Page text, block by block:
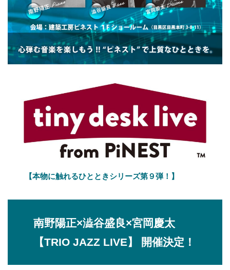
【本物に触れるひとときシリーズ第９弾！】
南野陽正×澁谷盛良×宮岡慶太
【TRIO JAZZ LIVE】 開催決定！